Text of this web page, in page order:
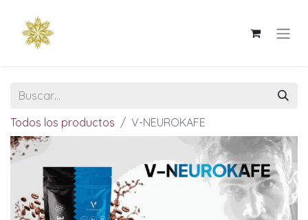
Todos los productos V-NEUROKAFE